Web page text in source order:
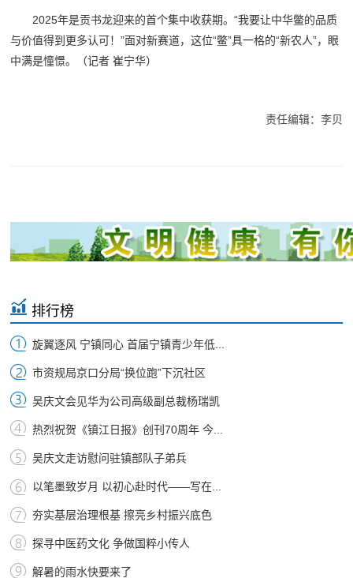
2025年是贡书龙迎来的首个集中收获期。“我要让中华鳖的品质
与价值得到更多认可！”面对新赛道，这位“鳖”具一格的“新农人”，眼
中满是憧憬。（记者 崔宁华）
责任编辑：李贝
排行榜
旋翼逐风 宁镇同心 首届宁镇青少年低...
市资规局京口分局“换位跑”下沉社区
吴庆文会见华为公司高级副总裁杨瑞凯
热烈祝贺《镇江日报》创刊70周年 今...
吴庆文走访慰问驻镇部队子弟兵
以笔墨致岁月 以初心赴时代——写在...
夯实基层治理根基 擦亮乡村振兴底色
探寻中医药文化 争做国粹小传人
解暑的雨水快要来了